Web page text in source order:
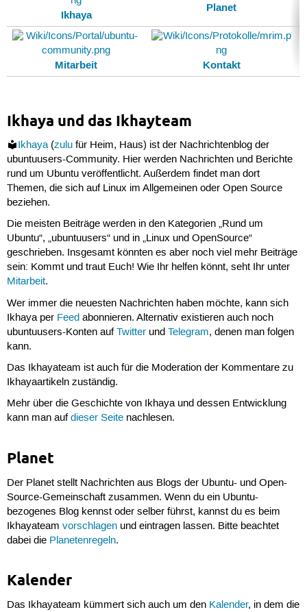
Ikhaya
Planet
Mitarbeit Kontakt
Ikhaya und das Ikhayteam
Ikhaya(zulufür Heim, Haus) ist der Nachrichtenblog der
ubuntuusers-Community. Hier werden Nachrichten und Berichte
rund um Ubuntu veröffentlicht. Außerdem findet man dort
Themen, die sich auf Linux im Allgemeinen oder Open Source
beziehen.
Die meisten Beiträge werden in den Kategorien „Rund um
Ubuntu“, „ubuntuusers“ und in „Linux und OpenSource“
geschrieben. Insgesamt könnten es aber noch viel mehr Beiträge
sein: Kommt und traut Euch! Wie Ihr helfen könnt, seht Ihr unter
Mitarbeit.
Wer immer die neuesten Nachrichten haben möchte, kann sich
Ikhaya per Feedabonnieren. Alternativ existieren auch noch
ubuntuusers-Konten aufTwitterund Telegram, denen man folgen
kann.
Das Ikhayateam ist auch für die Moderation der Kommentare zu
Ikhayaartikeln zuständig.
Mehr über die Geschichte von Ikhaya und dessen Entwicklung
kann man aufdieser Seitenachlesen.
Planet
Der Planet stellt Nachrichten aus Blogs der Ubuntu- und Open-
Source-Gemeinschaft zusammen. Wenn du ein Ubuntu-
bezogenes Blog kennst oder selber führst, kannst du es beim
Ikhayateam vorschlagenund eintragen lassen. Bitte beachtet
dabei die Planetenregeln.
Kalender
Das Ikhayateam kümmert sich auch um den Kalender, in dem die